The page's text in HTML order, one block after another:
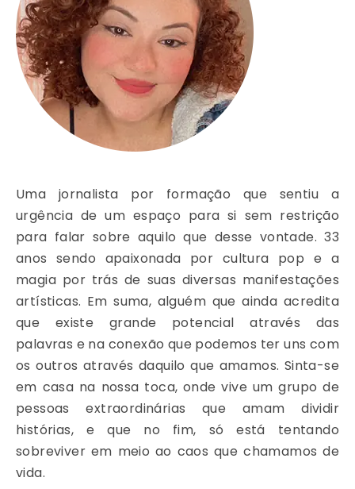
Uma jornalista por formação que sentiu a
urgência de um espaço para si sem restrição
para falar sobre aquilo que desse vontade. 33
anos sendo apaixonada por cultura pop e a
magia por trás de suas diversas manifestações
artísticas. Em suma, alguém que ainda acredita
que existe grande potencial através das
palavras e na conexão que podemos ter uns com
os outros através daquilo que amamos. Sinta-se
em casa na nossa toca, onde vive um grupo de
pessoas extraordinárias que amam dividir
histórias, e que no fim, só está tentando
sobreviver em meio ao caos que chamamos de
vida.